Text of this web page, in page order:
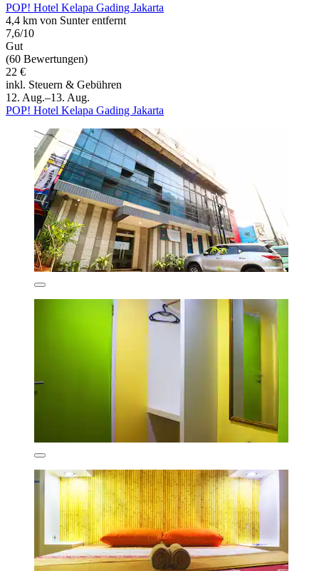
POP! Hotel Kelapa Gading Jakarta
4,4 km von Sunter entfernt
7,6/10
Gut
(60 Bewertungen)
22 €
inkl. Steuern & Gebühren
12. Aug.–13. Aug.
POP! Hotel Kelapa Gading Jakarta